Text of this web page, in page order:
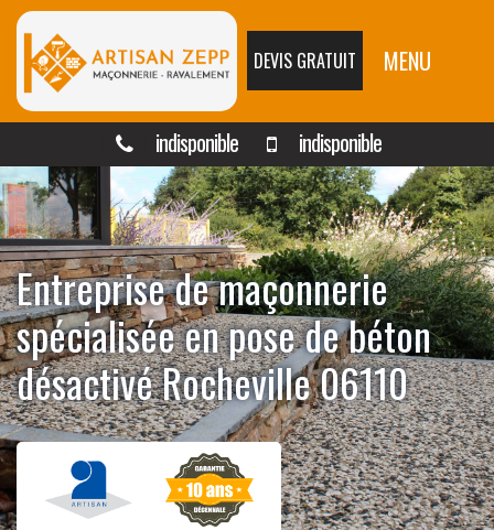
DEVIS GRATUIT MENU
indisponible indisponible
Entreprise de maçonnerie
spécialisée en pose de béton
désactivé Rocheville 06110